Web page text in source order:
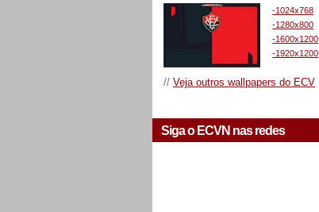
-1024x768
-1280x800
-1600x1200
-1920x1200
// Veja outros wallpapers do ECV
Siga o ECVN nas redes